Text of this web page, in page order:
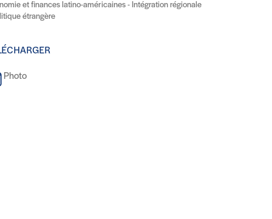
et finances latino-américaines - Intégration régionale
étrangère
Photo